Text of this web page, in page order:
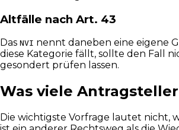
Altfälle nach Art. 43
Das NVI nennt daneben eine eigene
diese Kategorie fällt, sollte den Fall
gesondert prüfen lassen.
Was viele
Die wichtigste Vorfrage lautet nicht,